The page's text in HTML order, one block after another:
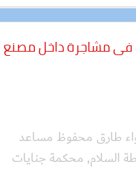
شاب فى مشاجرة داخل مصنع
طارق محفوظ مساعد
السلام, محكمة جنايات